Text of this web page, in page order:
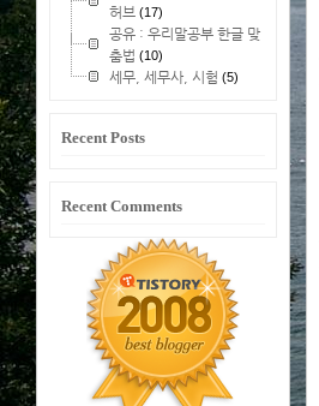
허브 (17)
공유 : 우리말공부 한글 맞
춤법 (10)
세무, 세무사, 시험 (5)
Recent Posts
Recent Comments